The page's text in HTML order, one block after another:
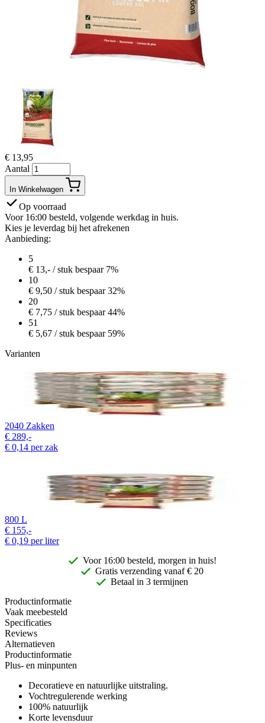
€ 13,95
Aantal
In Winkelwagen
Op voorraad
Voor 16:00 besteld, volgende werkdag in huis.
Kies je leverdag bij het afrekenen
Aanbieding:
5
€ 13,- / stuk bespaar 7%
10
€ 9,50 / stuk bespaar 32%
20
€ 7,75 / stuk bespaar 44%
51
€ 5,67 / stuk bespaar 59%
Varianten
2040 Zakken
€ 289,-
€ 0,14 per zak
800 L
€ 155,-
€ 0,19 per liter
Voor 16:00 besteld, morgen in huis!
Gratis verzending vanaf € 20
Betaal in 3 termijnen
Productinformatie
Vaak meebesteld
Specificaties
Reviews
Alternatieven
Productinformatie
Plus- en minpunten
Decoratieve en natuurlijke uitstraling.
Vochtregulerende werking
100% natuurlijk
Korte levensduur